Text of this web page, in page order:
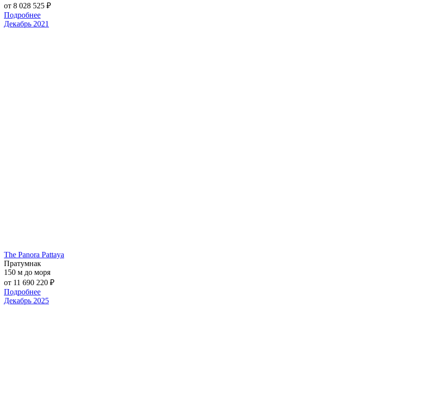
от 8 028 525 ₽
Подробнее
Декабрь 2021
The Panora Pattaya
Пратумнак
150 м до моря
от 11 690 220 ₽
Подробнее
Декабрь 2025